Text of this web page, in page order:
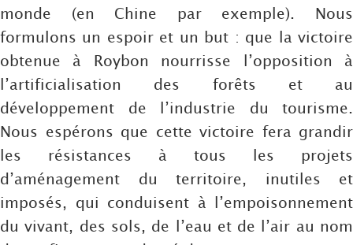
monde (en Chine par exemple). Nous
formulons un espoir et un but : que la victoire
obtenue à Roybon nourrisse l’opposition à
l’artificialisation des forêts et au
développement de l’industrie du tourisme.
Nous espérons que cette victoire fera grandir
les résistances à tous les projets
d’aménagement du territoire, inutiles et
imposés, qui conduisent à l’empoisonnement
du vivant, des sols, de l’eau et de l’air au nom